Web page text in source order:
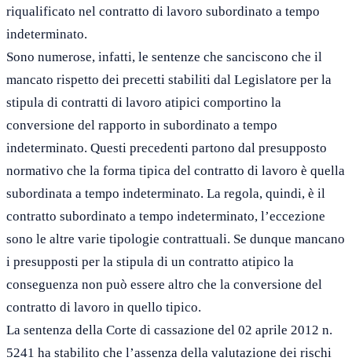
riqualificato nel contratto di lavoro subordinato a tempo
indeterminato.
Sono numerose, infatti, le sentenze che sanciscono che il
mancato rispetto dei precetti stabiliti dal Legislatore per la
stipula di contratti di lavoro atipici comportino la
conversione del rapporto in subordinato a tempo
indeterminato. Questi precedenti partono dal presupposto
normativo che la forma tipica del contratto di lavoro è quella
subordinata a tempo indeterminato. La regola, quindi, è il
contratto subordinato a tempo indeterminato, l’eccezione
sono le altre varie tipologie contrattuali. Se dunque mancano
i presupposti per la stipula di un contratto atipico la
conseguenza non può essere altro che la conversione del
contratto di lavoro in quello tipico.
La sentenza della Corte di cassazione del 02 aprile 2012 n.
5241 ha stabilito che l’assenza della valutazione dei rischi